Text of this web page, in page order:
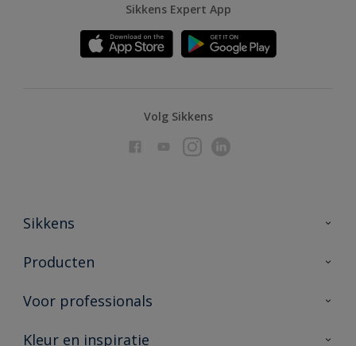
Sikkens Expert App
Volg Sikkens
Sikkens
Over Sikkens
Duurzaamheid
Producten
Producten voor binnen
Vind je verkooppunt
Voor professionals
Advies & service
Kleur en inspiratie